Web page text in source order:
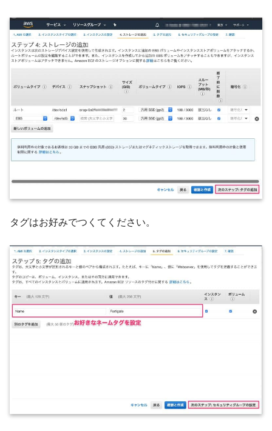
タグはお好みでつくてください。